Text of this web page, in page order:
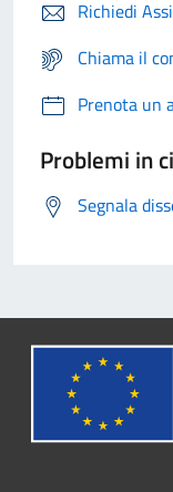
Richiedi
Chiama il
Prenota un
Problemi in
Segnala